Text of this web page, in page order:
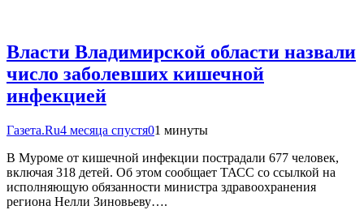
Власти Владимирской области назвали
число заболевших кишечной
инфекцией
Газета.Ru4 месяца спустя01 минуты
В Муроме от кишечной инфекции пострадали 677 человек,
включая 318 детей. Об этом сообщает ТАСС со ссылкой на
исполняющую обязанности министра здравоохранения
региона Нелли Зиновьеву….